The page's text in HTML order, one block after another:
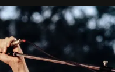
che abbiamo.